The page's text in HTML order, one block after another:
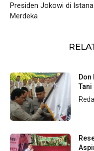
Presiden Jokowi di Istana
Merdeka
Don
Tani